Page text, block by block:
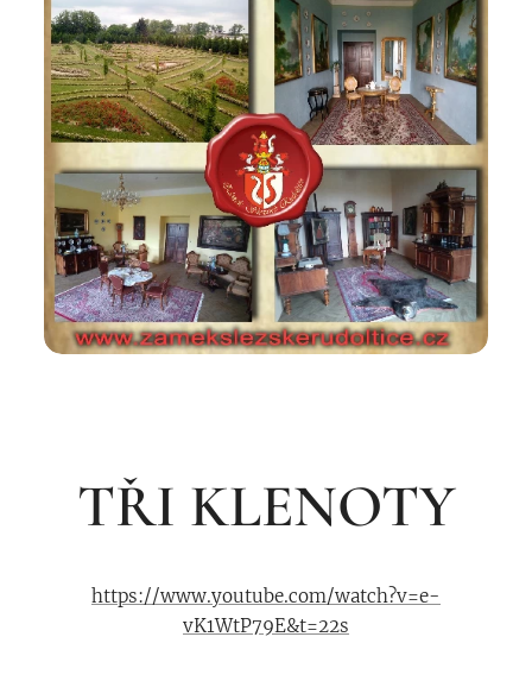
TŘI KLENOTY
https://www.youtube.com/watch?v=e-
vK1WtP79E&t=22s